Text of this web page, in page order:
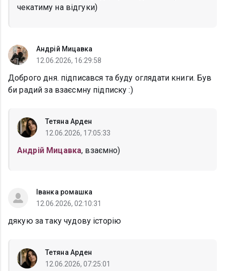
чекатиму на відгуки)
Андрій Мицавка
12.06.2026, 16:29:58
Доброго дня. підписався та буду оглядати книги. Був
би радий за взаєсмну підписку :)
Тетяна Арден
12.06.2026, 17:05:33
Андрій Мицавка, взаємно)
Іванка ромашка
12.06.2026, 02:10:31
дякую за таку чудову історію
Тетяна Арден
12.06.2026, 07:25:01